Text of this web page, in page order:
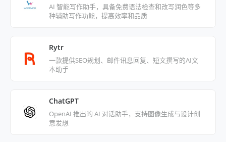
AI 智能写作助手，具备免费语法检查和改写润色等多
种辅助写作功能，提高效率和品质
Rytr
一款提供SEO规划、邮件讯息回复、短文撰写的AI文
本助手
ChatGPT
OpenAI 推出的 AI 对话助手，支持图像生成与设计创
意发想